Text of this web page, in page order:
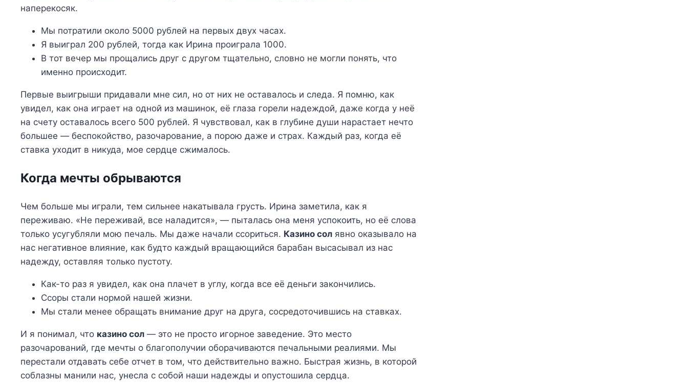
наперекосяк.
Мы потратили около 5000 рублей на первых двух часах.
Я выиграл 200 рублей, тогда как Ирина проиграла 1000.
В тот вечер мы прощались друг с другом тщательно, словно не могли понять, что
именно происходит.
Первые выигрыши придавали мне сил, но от них не оставалось и следа. Я помню, как
увидел, как она играет на одной из машинок, её глаза горели надеждой, даже когда у неё
на счету оставалось всего 500 рублей. Я чувствовал, как в глубине души нарастает нечто
большее — беспокойство, разочарование, а порою даже и страх. Каждый раз, когда её
ставка уходит в никуда, мое сердце сжималось.
Когда мечты обрываются
Чем больше мы играли, тем сильнее накатывала грусть. Ирина заметила, как я
переживаю. «Не переживай, все наладится», — пыталась она меня успокоить, но её слова
только усугубляли мою печаль. Мы даже начали ссориться. Казино сол явно оказывало на
нас негативное влияние, как будто каждый вращающийся барабан высасывал из нас
надежду, оставляя только пустоту.
Как-то раз я увидел, как она плачет в углу, когда все её деньги закончились.
Ссоры стали нормой нашей жизни.
Мы стали менее обращать внимание друг на друга, сосредоточившись на ставках.
И я понимал, что казино сол — это не просто игорное заведение. Это место
разочарований, где мечты о благополучии оборачиваются печальными реалиями. Мы
перестали отдавать себе отчет в том, что действительно важно. Быстрая жизнь, в которой
соблазны манили нас, унесла с собой наши надежды и опустошила сердца.